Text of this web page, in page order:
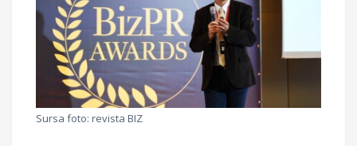
Sursa foto: revista BIZ